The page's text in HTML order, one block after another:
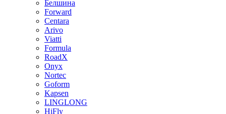
Белшина
Forward
Centara
Arivo
Viatti
Formula
RoadX
Onyx
Nortec
Goform
Kapsen
LINGLONG
HiFly